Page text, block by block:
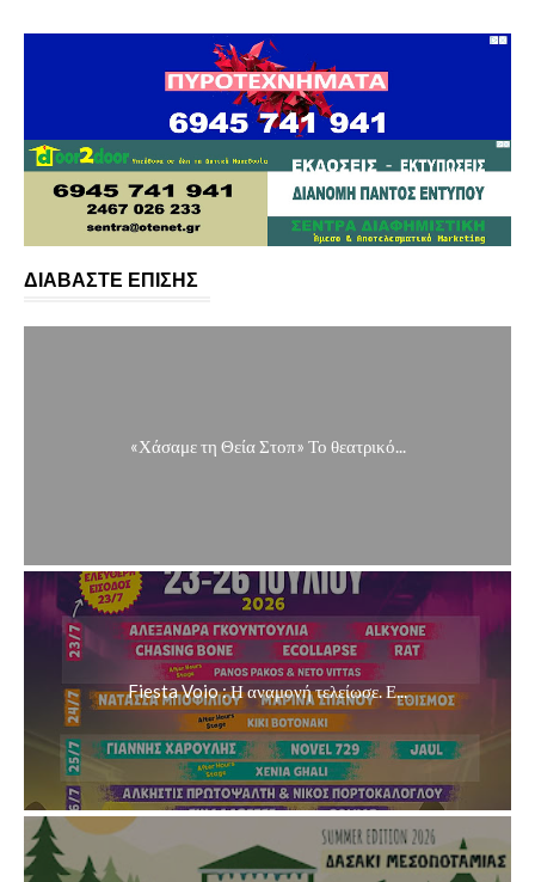
ΔΙΑΒΑΣΤΕ ΕΠΙΣΗΣ
«Χάσαμε τη Θεία Στοπ» Το θεατρικό...
Fiesta Voio : Η αναμονή τελείωσε. Ε...